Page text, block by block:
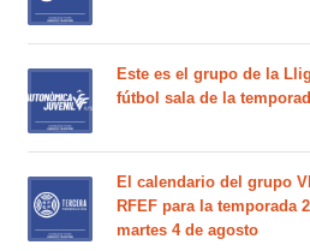
Este es el grupo de la
fútbol sala de la
El calendario del grupo
RFEF para la temporada
martes 4 de agosto